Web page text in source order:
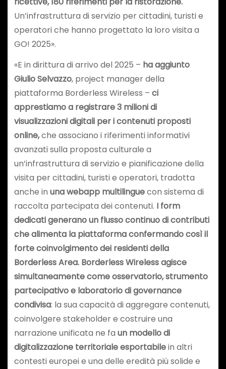
Un’infrastruttura di servizio per cittadini, turisti e
operatori che hanno progettato la loro visita a
GO! 2025».
«E in dirittura di arrivo del 2025 – ha aggiunto
Giulio Selvazzo, project manager della
piattaforma Borderless Wireless – ci
apprestiamo a registrare 3 milioni di
visualizzazioni digitali per i contenuti proposti
online,che associano i riferimenti informativi
avanzati sulla proposta culturale a
un’infrastruttura di servizio e pianificazione della
visita per cittadini, turisti e operatori, tradotta
anche in una webapp multilinguecon sistema di
raccolta partecipata dei contenuti. I form
dedicati generano un flusso continuo di contributi
che alimenta la piattaforma confermando così il
forte coinvolgimento dei residenti della
Borderless Area. Borderless Wireless agisce
simultaneamente come osservatorio, strumento
partecipativo e laboratorio di governance
condivisa: la sua capacità di aggregare contenuti,
coinvolgere stakeholder e costruire una
narrazione unificata ne fa un modello di
digitalizzazione territoriale esportabilein altri
contesti europei e una delle eredità più solide e